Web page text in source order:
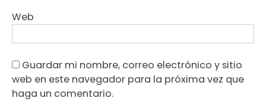
Web
Guardar mi nombre, correo electrónico y sitio
web en este navegador para la próxima vez que
haga un comentario.